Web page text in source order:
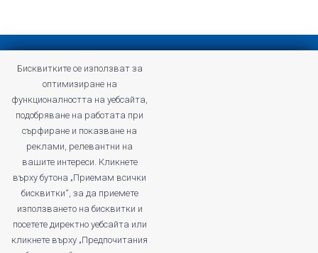
Общи условия на Profitshare
Често задавани въпроси
Конфиденциална политика
profitshare.ro
profitshare.bg
Бисквитките се използват за
оптимизиране на
функционалността на уебсайта,
подобряване на работата при
сърфиране и показване на
реклами, релевантни на
вашите интереси. Кликнете
върху бутона „Приемам всички
бисквитки“, за да приемете
използването на бисквитки и
посетете директно уебсайта или
кликнете върху „Предпочитания